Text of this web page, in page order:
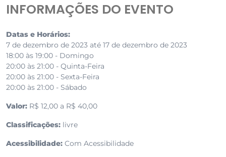
INFORMAÇÕES DO EVENTO
Datas e Horários:
7 de dezembro de 2023 até 17 de dezembro de 2023
18:00 às 19:00 - Domingo
20:00 às 21:00 - Quinta-Feira
20:00 às 21:00 - Sexta-Feira
20:00 às 21:00 - Sábado
Valor: R$ 12,00 a R$ 40,00
Classificações: livre
Acessibilidade: Com Acessibilidade